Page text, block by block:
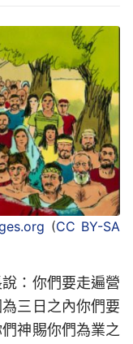
(CC BY-SA
：你們要走遍營
三日之內你們要
神賜你們為業之